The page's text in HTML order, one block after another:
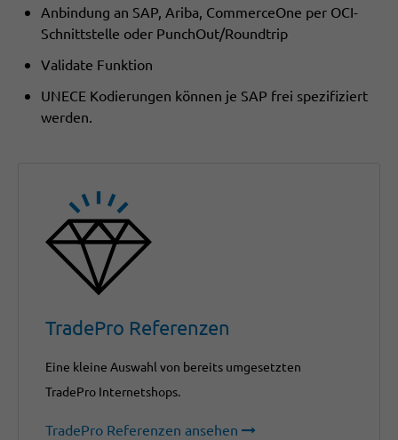
Anbindung an SAP, Ariba, CommerceOne per OCI-
Schnittstelle oder PunchOut/Roundtrip
Validate Funktion
UNECE Kodierungen können je SAP frei spezifiziert
werden.
TradePro Referenzen
Eine kleine Auswahl von bereits umgesetzten
TradePro Internetshops.
TradePro Referenzen ansehen